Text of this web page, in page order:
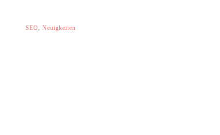
SEO, Neuigkeiten